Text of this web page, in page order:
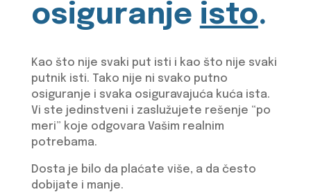
osiguranje isto.
Kao što nije svaki put isti i kao što nije svaki
putnik isti. Tako nije ni svako putno
osiguranje i svaka osiguravajuća kuća ista.
Vi ste jedinstveni i zaslužujete rešenje “po
meri” koje odgovara Vašim realnim
potrebama.
Dosta je bilo da plaćate više, a da često
dobijate i manje.